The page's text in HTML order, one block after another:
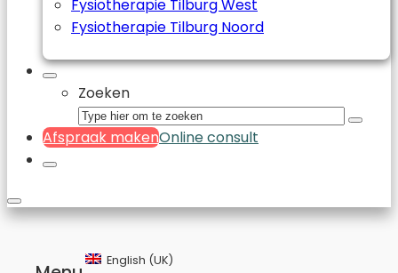
Fysiotherapie Tilburg West
Fysiotherapie Tilburg Noord
Zoeken
Afspraak makenOnline consult
English (UK)